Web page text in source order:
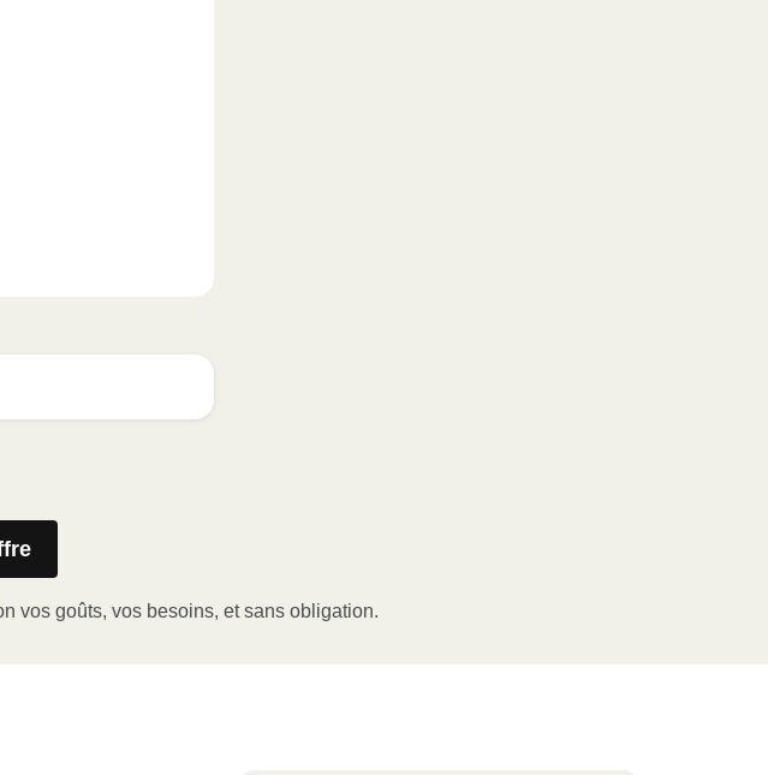
ondes
1 mini omelette –
vos goûts, vos besoins, et sans obligation.